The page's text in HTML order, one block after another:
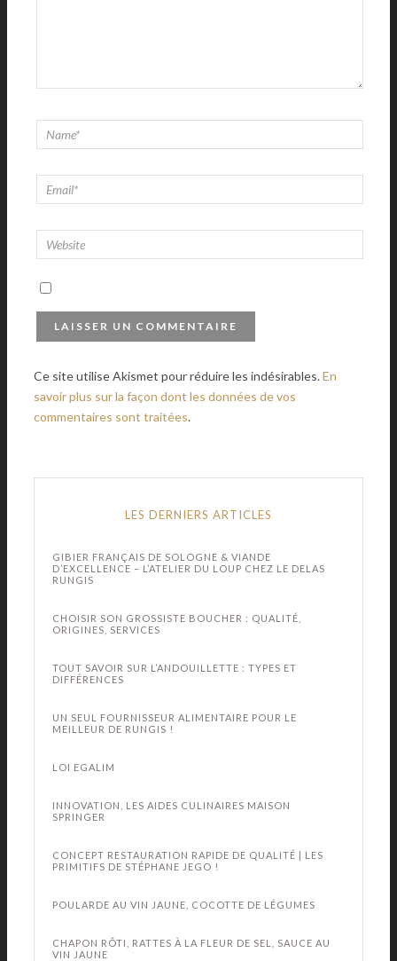
Ce site utilise Akismet pour réduire les indésirables.En
savoir plus sur la façon dont les données de vos
commentaires sont traitées.
LES DERNIERS ARTICLES
GIBIER FRANÇAIS DE SOLOGNE & VIANDE
D’EXCELLENCE – L’ATELIER DU LOUP CHEZ LE DELAS
RUNGIS
CHOISIR SON GROSSISTE BOUCHER : QUALITÉ,
ORIGINES, SERVICES
TOUT SAVOIR SUR L’ANDOUILLETTE : TYPES ET
DIFFÉRENCES
UN SEUL FOURNISSEUR ALIMENTAIRE POUR LE
MEILLEUR DE RUNGIS !
LOI EGALIM
INNOVATION, LES AIDES CULINAIRES MAISON
SPRINGER
CONCEPT RESTAURATION RAPIDE DE QUALITÉ | LES
PRIMITIFS DE STÉPHANE JEGO !
POULARDE AU VIN JAUNE, COCOTTE DE LÉGUMES
CHAPON RÔTI, RATTES À LA FLEUR DE SEL, SAUCE AU
VIN JAUNE